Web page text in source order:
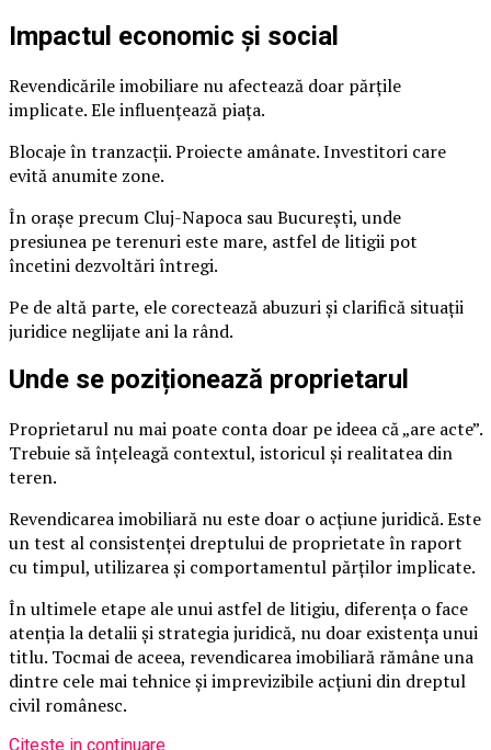
Impactul economic și social
Revendicările imobiliare nu afectează doar părțile
implicate. Ele influențează piața.
Blocaje în tranzacții. Proiecte amânate. Investitori care
evită anumite zone.
În orașe precum Cluj-Napoca sau București, unde
presiunea pe terenuri este mare, astfel de litigii pot
încetini dezvoltări întregi.
Pe de altă parte, ele corectează abuzuri și clarifică situații
juridice neglijate ani la rând.
Unde se poziționează proprietarul
Proprietarul nu mai poate conta doar pe ideea că „are acte”.
Trebuie să înțeleagă contextul, istoricul și realitatea din
teren.
Revendicarea imobiliară nu este doar o acțiune juridică. Este
un test al consistenței dreptului de proprietate în raport
cu timpul, utilizarea și comportamentul părților implicate.
În ultimele etape ale unui astfel de litigiu, diferența o face
atenția la detalii și strategia juridică, nu doar existența unui
titlu. Tocmai de aceea, revendicarea imobiliară rămâne una
dintre cele mai tehnice și imprevizibile acțiuni din dreptul
civil românesc.
Citeste in continuare